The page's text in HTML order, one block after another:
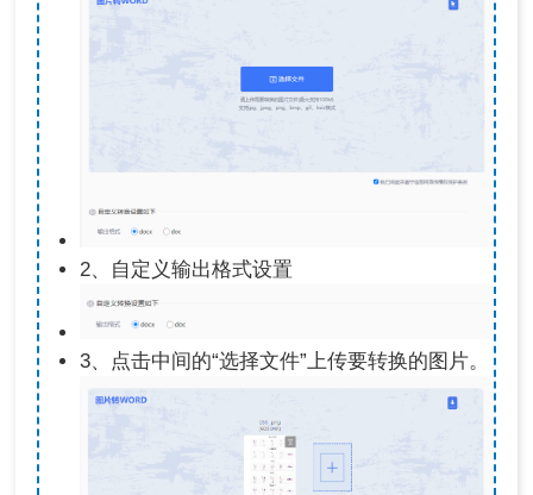
2、自定义输出格式设置
3、点击中间的“选择文件”上传要转换的图片。